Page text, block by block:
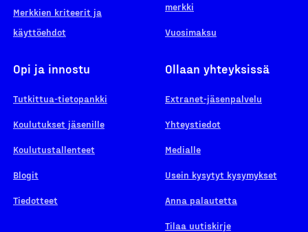
Merkkien kriteerit ja
käyttöehdot
merkki
Vuosimaksu
Opi ja innostu
Tutkittua-tietopankki
Koulutukset jäsenille
Koulutustallenteet
Blogit
Tiedotteet
Ollaan yhteyksissä
Extranet-jäsenpalvelu
Yhteystiedot
Medialle
Usein kysytyt kysymykset
Anna palautetta
Tilaa uutiskirje